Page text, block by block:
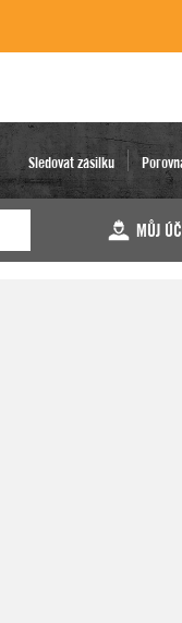
Sledovat zásilku
MŮJ